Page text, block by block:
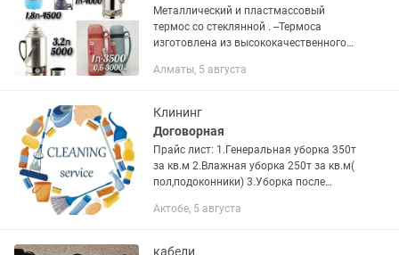
Металлический и пластмассовый
термос со стеклянной . --Термоса
изготовлена из высококачественного
обладает средней прочностью к
любите...
Алматы, 5 августа
Клининг
Договорная
Прайс лист: 1.Генеральная уборка 350т
за кв.м 2.Влажная уборка 250т за кв.м(
пол,подоконники) 3.Уборка после
и помещений 5. Уборка кухни 5.Мытья
Актобе, 5 августа
кабели